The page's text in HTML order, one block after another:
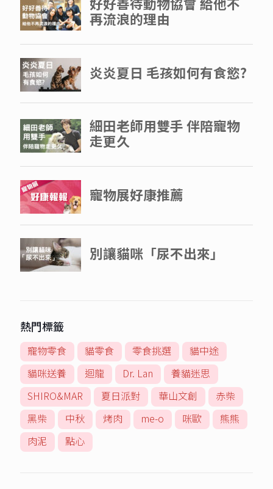
熱門標籤
寵物零食 貓零食 零食挑選
貓中途
貓咪送養
迴龍 Dr. Lan
養貓迷思
SHIRO&MAR
夏日派對 華山文創
赤柴
黑柴
中秋 烤肉 me-o 咪歐
熊熊
肉泥
點心